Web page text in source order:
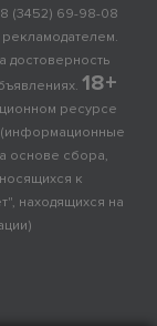
(3452) 69-98-08
достоверность
18+
ресурсе
(информационные
основе сбора,
к
находящихся на